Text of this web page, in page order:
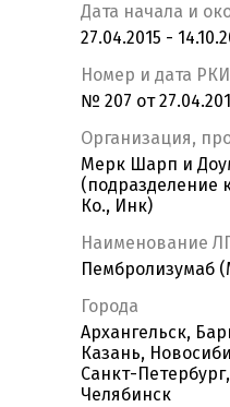
Дата начала и
27.04.2015 -
Номер и дата РКИ
№ 207 от
Организация,
Мерк Шарп и
(подразделение
Ко., Инк)
Наименование
Пембролизумаб
Города
Архангельск,
Казань,
Санкт-
Челябинск